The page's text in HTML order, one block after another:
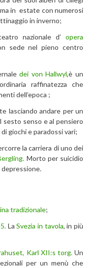
in estate con numerosi
in inverno;
nazionale d’opera
sede nel pieno centro
dei von Hallwyl,è un
raffinatezza che
dell’epoca ;
lasciando andare per un
sesto senso e al pensiero
giochi e paradossi vari;
la carriera di uno dei
Morto per suicidio
depressione.
tradizionale;
LaSvezia in tavola, in più
Karl XII:s torg.Un
per un menù che